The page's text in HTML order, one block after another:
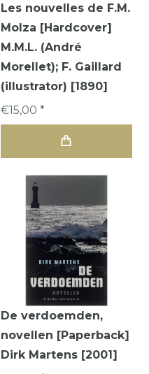
Les nouvelles de F.M.
Molza [Hardcover]
M.M.L. (André
Morellet); F. Gaillard
(illustrator) [1890]
€15,00 *
De verdoemden,
novellen [Paperback]
Dirk Martens [2001]